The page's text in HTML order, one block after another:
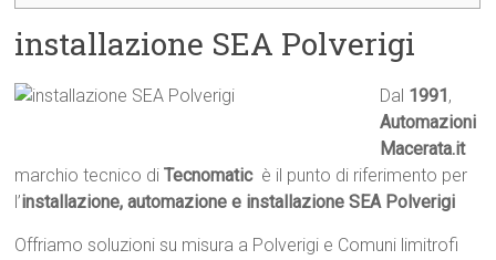
installazione SEA Polverigi
Dal 1991 ,
Automazioni
Macerata.it
marchio tecnico diTecnomatic  è il punto di riferimento per
l’installazione, automazione e installazione SEA Polverigi
Offriamo soluzioni su misura a Polverigi e Comuni limitrofi